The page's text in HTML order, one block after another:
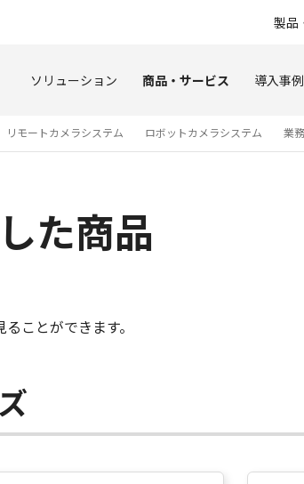
製品
ソリューション 商品・サービス 導入事例
リモートカメラシステム ロボットカメラシステム 業
た商品
ことができます。